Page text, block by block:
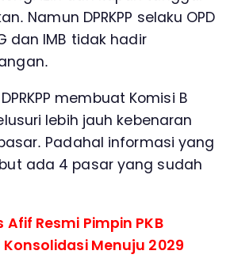
Namun DPRKPP selaku OPD
dan IMB tidak hadir
membuat Komisi B
lebih jauh kebenaran
Padahal informasi yang
ada 4 pasar yang sudah
Afif Resmi Pimpin PKB
Menuju 2029